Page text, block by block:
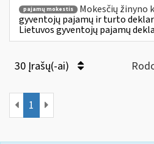
pajamų mokestis Mokesčių žinyno
gyventojų pajamų ir turto
Lietuvos gyventojų pajamų
30 Įrašų(-ai)
1